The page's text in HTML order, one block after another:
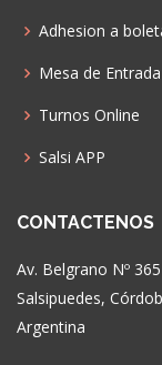
Adhesion a
Mesa de
Turnos Online
Salsi APP
CONTACTENOS
Av. Belgrano Nº 365
Salsipuedes,
Argentina